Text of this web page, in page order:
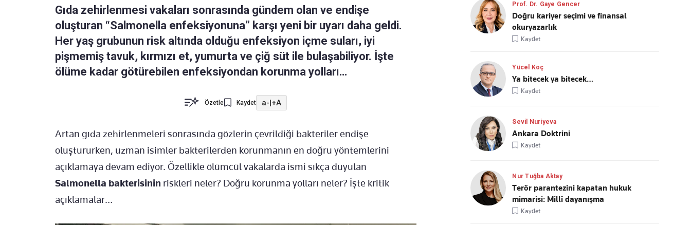
Gıda zehirlenmesi vakaları sonrasında gündem olan ve endişe
oluşturan “Salmonella enfeksiyonuna” karşı yeni bir uyarı daha geldi.
Her yaş grubunun risk altında olduğu enfeksiyon içme suları, iyi
pişmemiş tavuk, kırmızı et, yumurta ve çiğ süt ile bulaşabiliyor. İşte
ölüme kadar götürebilen enfeksiyondan korunma yolları…
Özetle Kaydet a-|+A
Artan gıda zehirlenmeleri sonrasında gözlerin çevrildiği bakteriler endişe
oluştururken, uzman isimler bakterilerden korunmanın en doğru yöntemlerini
açıklamaya devam ediyor. Özellikle ölümcül vakalarda ismi sıkça duyulan
Salmonella bakterisinin riskleri neler? Doğru korunma yolları neler? İşte kritik
açıklamalar…
Prof. Dr. Gaye Gencer
Doğru kariyer seçimi ve finansal
okuryazarlık
Kaydet
Yücel Koç
Ya bitecek ya bitecek…
Kaydet
Sevil Nuriyeva
Ankara Doktrini
Kaydet
Nur Tuğba Aktay
Terör parantezini kapatan hukuk
mimarisi: Millî dayanışma
Kaydet